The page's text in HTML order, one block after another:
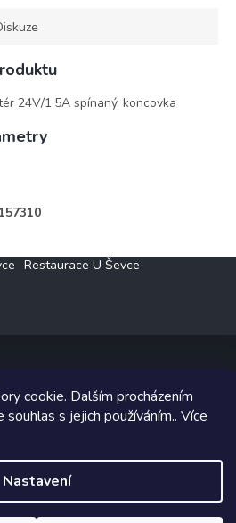
cookie. Dalším procházením
s jejich používáním.. Více
Nastavení
24V/1,5A spínaný, koncovka
Restaurace U Ševce
s.r.o.. Všechna práva vyhrazena.
implementoval
.
Vytvořil Shoptet